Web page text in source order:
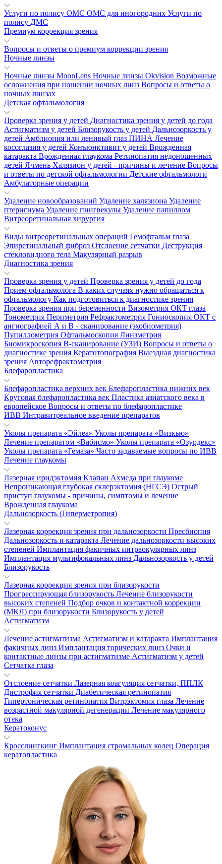
Услуги по полису ОМС ОМС для иногородних Услуги по
полису ДМС
Премиум коррекция зрения
Вопросы и ответы о премиум коррекции зрения
Ночные линзы
Ночные линзы MoonLens Ночные линзы Okvision Возможные
осложнения при ношении ночных линз Вопросы и ответы о
ночных линзах
Детская офтальмология
Проверка зрения у детей Диагностика зрения у детей до года
Астигматизм у детей Близорукость у детей Дальнозоркость у
детей Амблиопия или ленивый глаз ПИНА Лечение
косоглазия у детей Конъюнктивит у детей Врожденная
катаракта Врожденная глаукома Ретинопатия недоношенных
детей Ячмень Халязион у детей - причины и лечение Вопросы
и ответы по детской офтальмологии Детские офтальмологи
Амбулаторные операции
Удаление новообразований Удаление халязиона Удаление
птеригиума Удаление пингвекулы Удаление папиллом
Витреоретинальная хирургия
Виды витреоретинальных операций Гемофтальм глаза
Эпиретинальный фиброз Отслоение сетчатки Деструкция
стекловидного тела Макулярный разрыв
Диагностика зрения
Проверка зрения у детей Проверка зрения у детей до года
Прием офтальмолога В каких случаях нужно обращаться к
офтальмологу Как подготовиться к диагностике зрения
Проверка зрения при беременности Визометрия ОКТ глаза
Тонометрия Периметрия Рефрактометрия Гониоскопия ОКТ с
ангиографией А и В - сканирование (эхобиометрия)
Пупиллометрия Офтальмоскопия Линзметрия
Биомикроскопия В-сканирование (УЗИ) Вопросы и ответы о
диагностике зрения Кератотопография Выездная диагностика
зрения Авторефрактометрия
Блефаропластика
Блефаропластика верхних век Блефаропластика нижних век
Круговая блефаропластика век Пластика азиатского века в
европейское Вопросы и ответы по блефаропластике
ИВВ Интравитреальное введение препаратов
Уколы препарата «Эйлеа» Уколы препарата «Визкью»
Лечение препаратом «Вабисмо» Уколы препарата «Озурдекс»
Уколы препарата «Гемаза» Часто задаваемые вопросы по ИВВ
Лечение глаукомы
Лазерная иридэктомия Клапан Ахмеда при глаукоме
Непроникающая глубокая склерэктомия (НГСЭ) Острый
приступ глаукомы - причины, симптомы и лечение
Врожденная глаукома
Дальнозоркость (Гиперметропия)
Лазерная коррекция зрения при дальнозоркости Пресбиопия
Дальнозоркость и катаракта Лечение дальнозоркости высоких
степеней Имплантация факичных интраокулярных линз
Имплантация мультифокальных линз Дальнозоркость у детей
Близорукость
Лазерная коррекция зрения при близорукости
Прогрессирующая близорукость Лечение близорукости
высоких степеней Подбор очков и контактной коррекции
(МКЛ) при близорукости Близорукость у детей
Астигматизм
Лечение астигматизма Астигматизм и катаракта Имплантация
факичных линз Имплантация торических линз Очки и
контактные линзы при астигматизме Астигматизм у детей
Сетчатка глаза
Отслоение сетчатки Лазерная коагуляция сетчатки, ППЛК
Дистрофия сетчатки Диабетическая ретинопатия
Гипертоническая ретинопатия Витрэктомия глаза Лечение
возрастной макулярной дегенерации Лечение макулярного
отека
Кератоконус
Кросслингкинг Имплантация стромальных колец Операция
кератопластика